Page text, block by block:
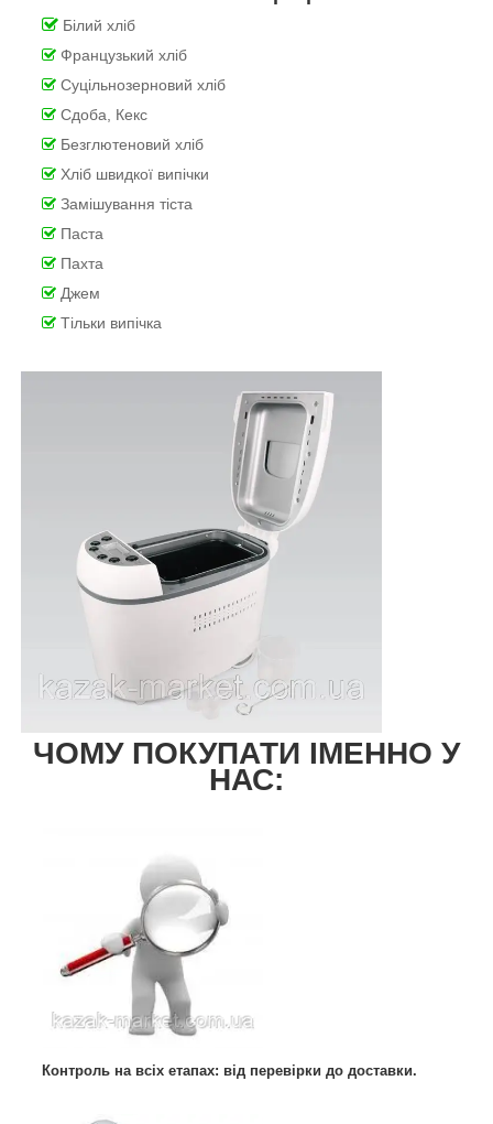
Білий хліб
Французький хліб
Суцільнозерновий хліб
Сдоба, Кекс
Безглютеновий хліб
Хліб швидкої випічки
Замішування тіста
Паста
Пахта
Джем
Тільки випічка
ЧОМУ ПОКУПАТИ ІМЕННО У
НАС:
Контроль на всіх етапах: від перевірки до доставки.